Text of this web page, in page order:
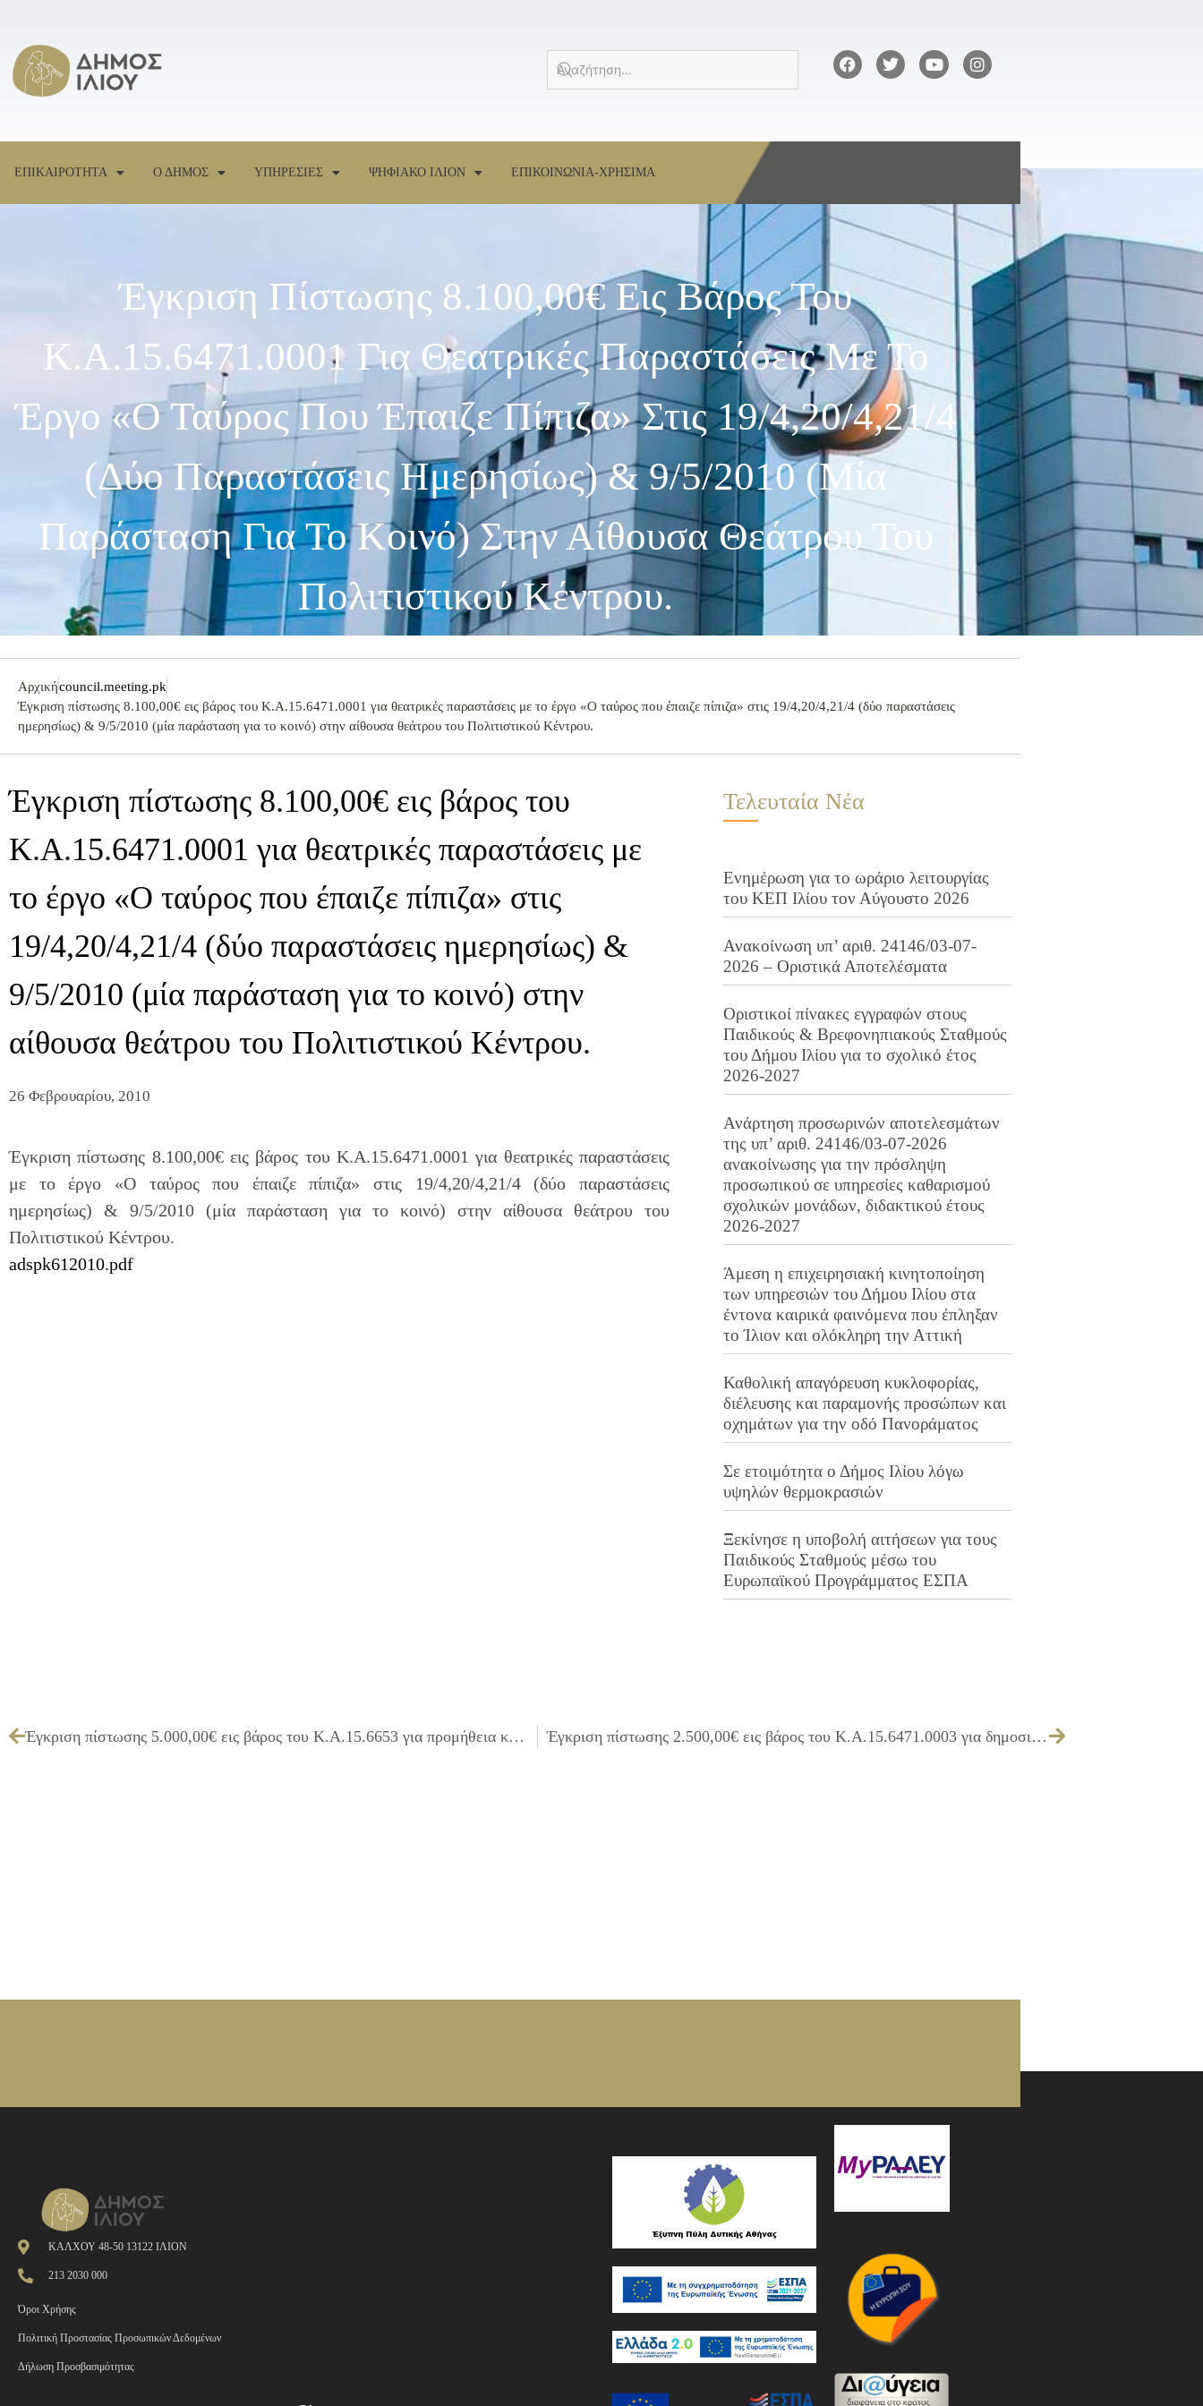
ΕΠΙΚΑΙΡΟΤΗΤΑ Ο ΔΗΜΟΣ ΥΠΗΡΕΣΙΕΣ ΨΗΦΙΑΚΟ ΙΛΙΟΝ ΕΠΙΚΟΙΝΩΝΙΑ-ΧΡΗΣΙΜΑ
Έγκριση Πίστωσης 8.100,00€ Εις Βάρος Του
Κ.Α.15.6471.0001 Για Θεατρικές Παραστάσεις Με Το
Έργο «Ο Ταύρος Που Έπαιζε Πίπιζα» Στις 19/4,20/4,21/4
(δύο Παραστάσεις Ημερησίως) & 9/5/2010 (μία
Παράσταση Για Το Κοινό) Στην Αίθουσα Θεάτρου Του
Πολιτιστικού Κέντρου.
Αρχικήcouncil.meeting.pk
Έγκριση πίστωσης 8.100,00€ εις βάρος του Κ.Α.15.6471.0001 για θεατρικές παραστάσεις με το έργο «Ο ταύρος που έπαιζε πίπιζα» στις 19/4,20/4,21/4 (δύο παραστάσεις
ημερησίως) & 9/5/2010 (μία παράσταση για το κοινό) στην αίθουσα θεάτρου του Πολιτιστικού Κέντρου.
Έγκριση πίστωσης 8.100,00€ εις βάρος του
Κ.Α.15.6471.0001 για θεατρικές παραστάσεις με
το έργο «Ο ταύρος που έπαιζε πίπιζα» στις
19/4,20/4,21/4 (δύο παραστάσεις ημερησίως) &
9/5/2010 (μία παράσταση για το κοινό) στην
αίθουσα θεάτρου του Πολιτιστικού Κέντρου.
26 Φεβρουαρίου, 2010
Έγκριση πίστωσης 8.100,00€ εις βάρος του Κ.Α.15.6471.0001 για θεατρικές παραστάσεις
με το έργο «Ο ταύρος που έπαιζε πίπιζα» στις 19/4,20/4,21/4 (δύο παραστάσεις
ημερησίως) & 9/5/2010 (μία παράσταση για το κοινό) στην αίθουσα θεάτρου του
Πολιτιστικού Κέντρου.
adspk612010.pdf
Τελευταία Νέα
Ενημέρωση για το ωράριο λειτουργίας
του ΚΕΠ Ιλίου τον Αύγουστο 2026
Ανακοίνωση υπ’ αριθ. 24146/03-07-
2026 – Οριστικά Αποτελέσματα
Οριστικοί πίνακες εγγραφών στους
Παιδικούς & Βρεφονηπιακούς Σταθμούς
του Δήμου Ιλίου για το σχολικό έτος
2026-2027
Ανάρτηση προσωρινών αποτελεσμάτων
της υπ’ αριθ. 24146/03-07-2026
ανακοίνωσης για την πρόσληψη
προσωπικού σε υπηρεσίες καθαρισμού
σχολικών μονάδων, διδακτικού έτους
2026-2027
Άμεση η επιχειρησιακή κινητοποίηση
των υπηρεσιών του Δήμου Ιλίου στα
έντονα καιρικά φαινόμενα που έπληξαν
το Ίλιον και ολόκληρη την Αττική
Καθολική απαγόρευση κυκλοφορίας,
διέλευσης και παραμονής προσώπων και
οχημάτων για την οδό Πανοράματος
Σε ετοιμότητα ο Δήμος Ιλίου λόγω
υψηλών θερμοκρασιών
Ξεκίνησε η υποβολή αιτήσεων για τους
Παιδικούς Σταθμούς μέσω του
Ευρωπαϊκού Προγράμματος ΕΣΠΑ
Έγκριση πίστωσης 5.000,00€ εις βάρος του Κ.Α.15.6653 για προμήθεια κινηματογραφικού υλικού για τις ανάγκες του τμήματος κινηματογράφου. Έγκριση πίστωσης 2.500,00€ εις βάρος του Κ.Α.15.6471.0003 για δημοσιεύσεις εκδηλώσεων Α΄ εξαμήνου 2010 του Πολιτιστικού Κέντρου στο περιοδικό «Δυτικές διαδρομές» & στην εφημερίδα Hxώ.
ΚΑΛΧΟΥ 48-50 13122 ΙΛΙΟΝ
213 2030 000
Όροι Χρήσης
Πολιτική Προστασίας Προσωπικών Δεδομένων
Δήλωση Προσβασιμότητας